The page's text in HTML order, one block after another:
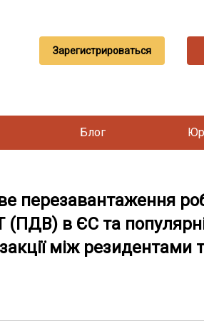
Зарегистрироваться
Блог
перезавантаження
(ПДВ) в ЄС та
між резидентами